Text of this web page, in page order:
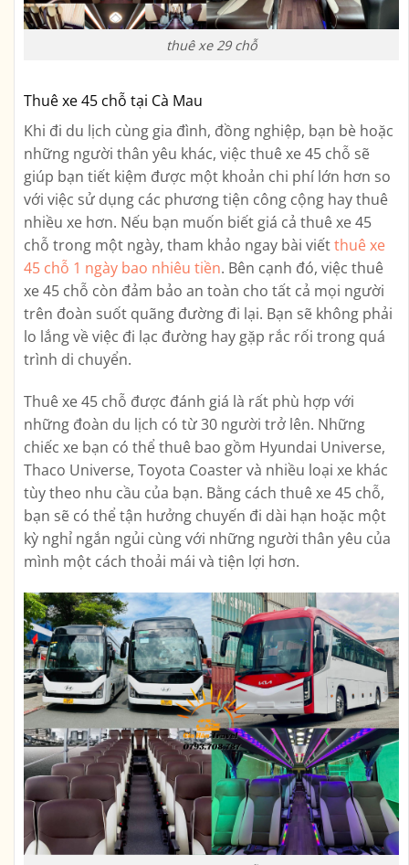
thuê xe 29 chỗ
Thuê xe 45 chỗ tại Cà Mau
Khi đi du lịch cùng gia đình, đồng nghiệp, bạn bè hoặc
những người thân yêu khác, việc thuê xe 45 chỗ sẽ
giúp bạn tiết kiệm được một khoản chi phí lớn hơn so
với việc sử dụng các phương tiện công cộng hay thuê
nhiều xe hơn. Nếu bạn muốn biết giá cả thuê xe 45
chỗ trong một ngày, tham khảo ngay bài viếtthuê xe
45 chỗ 1 ngày bao nhiêu tiền. Bên cạnh đó, việc thuê
xe 45 chỗ còn đảm bảo an toàn cho tất cả mọi người
trên đoàn suốt quãng đường đi lại. Bạn sẽ không phải
lo lắng về việc đi lạc đường hay gặp rắc rối trong quá
trình di chuyển.
Thuê xe 45 chỗ được đánh giá là rất phù hợp với
những đoàn du lịch có từ 30 người trở lên. Những
chiếc xe bạn có thể thuê bao gồm Hyundai Universe,
Thaco Universe, Toyota Coaster và nhiều loại xe khác
tùy theo nhu cầu của bạn. Bằng cách thuê xe 45 chỗ,
bạn sẽ có thể tận hưởng chuyến đi dài hạn hoặc một
kỳ nghỉ ngắn ngủi cùng với những người thân yêu của
mình một cách thoải mái và tiện lợi hơn.